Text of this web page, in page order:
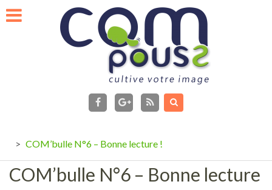
Skip
to
facebook
Flux
> COM’bulle N°6 – Bonne lecture !
COM’bulle N°6 – Bonne lecture